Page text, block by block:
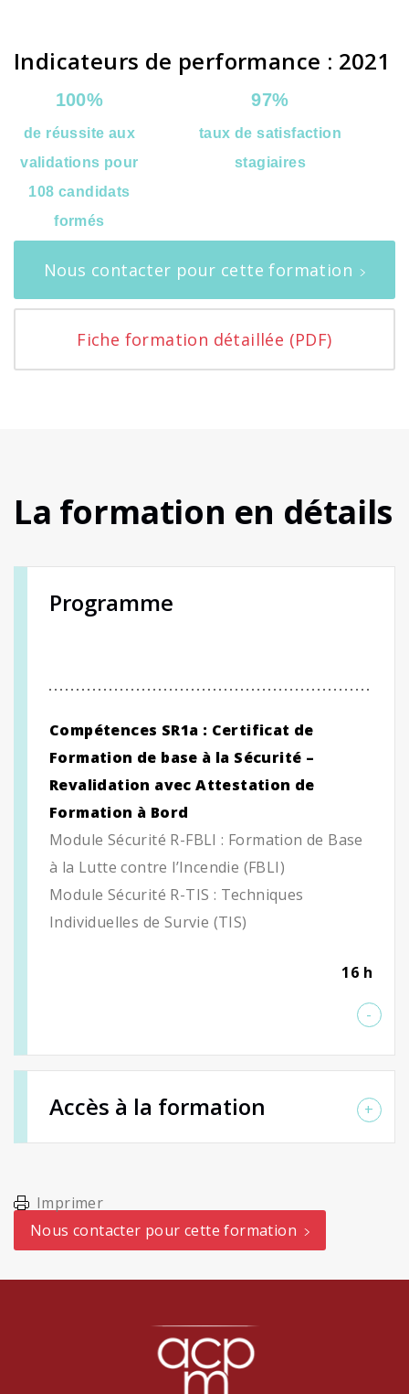
Indicateurs de performance : 2021
100%
de réussite aux
validations pour
108 candidats
formés
97%
taux de satisfaction
stagiaires
Nous contacter pour cette formation
Fiche formation détaillée (PDF)
La formation en détails
Programme
Compétences SR1a : Certificat de
Formation de base à la Sécurité –
Revalidation avec Attestation de
Formation à Bord
Module Sécurité R-FBLI : Formation de Base
à la Lutte contre l’Incendie (FBLI)
Module Sécurité R-TIS : Techniques
Individuelles de Survie (TIS)
16 h
Accès à la formation
Imprimer
Nous contacter pour cette formation